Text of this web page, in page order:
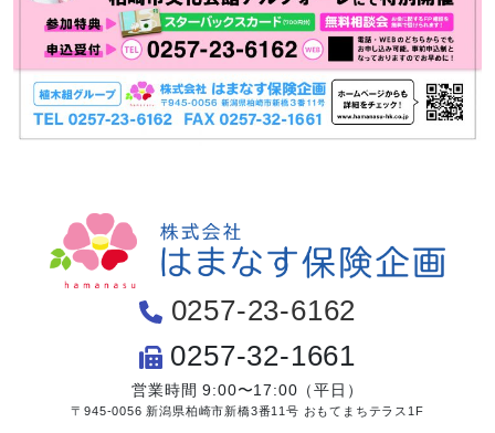
0257-23-6162
0257-32-1661
営業時間 9:00〜17:00（平日）
〒945-0056 新潟県柏崎市新橋3番11号 おもてまちテラス1F